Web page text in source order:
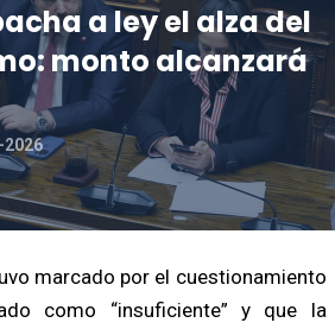
a ley el alza del
monto alcanzará
marcado por el cuestionamiento
como “insuficiente” y que la